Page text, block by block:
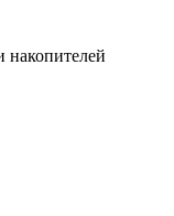
накопителей